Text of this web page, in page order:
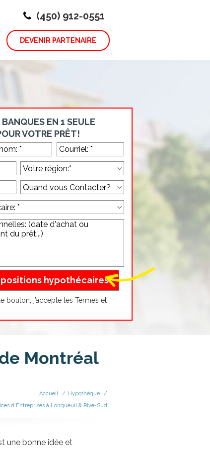
(450) 912-0551
DEVENIR PARTENAIRE
EN 1 SEULE
VOTRE PRÊT!
bouton, j’accepte les Termes et
Montréal
Accueil / Hypothèque
/
d'Entreprises à Longueuil & Rive-Sud
une bonne idée et